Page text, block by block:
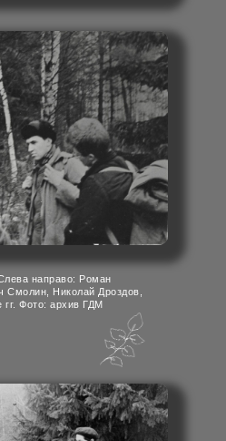
направо: Роман
Смолин, Николай Дроздов,
гг. Фото: архив ГДМ